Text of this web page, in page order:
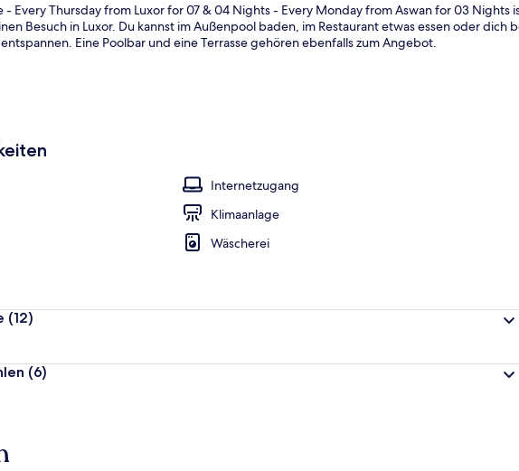
- Every Thursday from Luxor for 07 & 04 Nights - Every Monday from Aswan for 03 Nights
Besuch in Luxor. Du kannst im Außenpool baden, im Restaurant etwas essen oder dich
Eine Poolbar und eine Terrasse gehören ebenfalls zum Angebot.
Internetzugang
Klimaanlage
Wäscherei
(12)
(6)